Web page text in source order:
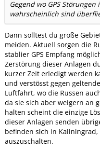
Gegend wo GPS
wahrscheinlich sind
Dann solltest du große
meiden. Aktuell sorgen die
stablier GPS Empfang
Zerstörung dieser Anlagen
kurzer Zeit erledigt werden
und verstösst gegen
Luftfahrt, wo die Russen
da sie sich aber weigern an
halten scheint die einzige
dieser Anlagen senden
befinden sich in
auszuschalten.